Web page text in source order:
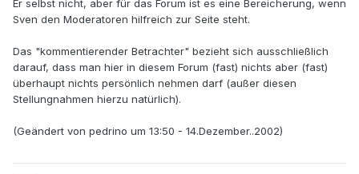
Er selbst nicht, aber für das Forum ist es eine Bereicherung, wenn
Sven den Moderatoren hilfreich zur Seite steht.
Das "kommentierender Betrachter" bezieht sich ausschließlich
darauf, dass man hier in diesem Forum (fast) nichts aber (fast)
überhaupt nichts persönlich nehmen darf (außer diesen
Stellungnahmen hierzu natürlich).
(Geändert von pedrino um 13:50 - 14.Dezember..2002)